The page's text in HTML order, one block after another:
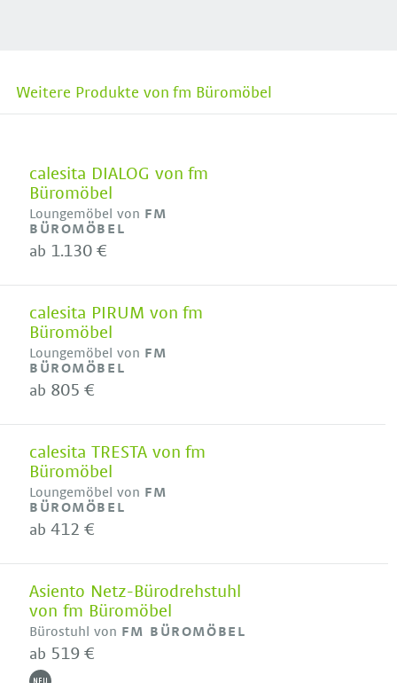
Weitere Produkte von fm Büromöbel
calesita DIALOG von fm
Büromöbel
Loungemöbel von FM
BÜROMÖBEL
ab 1.130 €
calesita PIRUM von fm
Büromöbel
Loungemöbel von FM
BÜROMÖBEL
ab 805 €
calesita TRESTA von fm
Büromöbel
Loungemöbel von FM
BÜROMÖBEL
ab 412 €
Asiento Netz-Bürodrehstuhl
von fm Büromöbel
Bürostuhl von FM BÜROMÖBEL
ab 519 €